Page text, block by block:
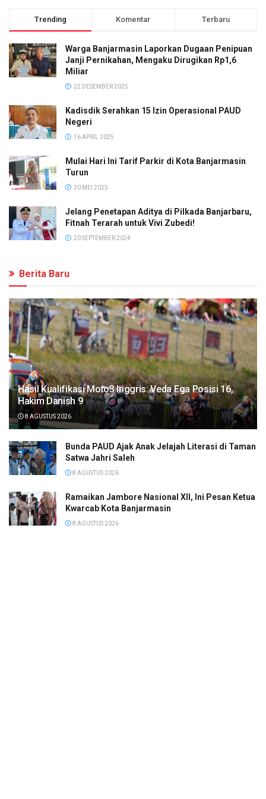
Trending Komentar Terbaru
Warga Banjarmasin Laporkan Dugaan Penipuan
Janji Pernikahan, Mengaku Dirugikan Rp1,6
Miliar
22 DESEMBER 2025
Kadisdik Serahkan 15 Izin Operasional PAUD
Negeri
16 APRIL 2025
Mulai Hari Ini Tarif Parkir di Kota Banjarmasin
Turun
30 MEI 2025
Jelang Penetapan Aditya di Pilkada Banjarbaru,
Fitnah Terarah untuk Vivi Zubedi!
20 SEPTEMBER 2024
Berita Baru
Hasil Kualifikasi Moto3 Inggris: Veda Ega Posisi 16,
Hakim Danish 9
8 AGUSTUS 2026
Bunda PAUD Ajak Anak Jelajah Literasi di Taman
Satwa Jahri Saleh
8 AGUSTUS 2026
Ramaikan Jambore Nasional XII, Ini Pesan Ketua
Kwarcab Kota Banjarmasin
8 AGUSTUS 2026